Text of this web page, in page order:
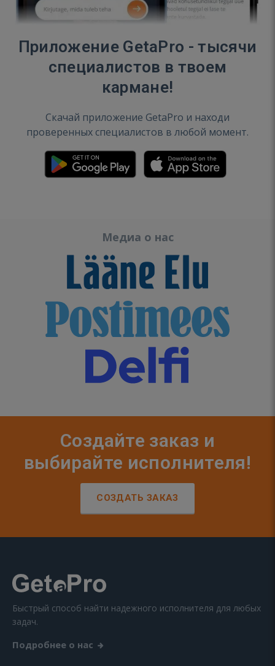
Приложение GetaPro - тысячи
специалистов в твоем
кармане!
Скачай приложение GetaPro и находи
проверенных специалистов в любой момент.
Медиа о нас
Создайте заказ и
выбирайте исполнителя!
СОЗДАТЬ ЗАКАЗ
Быстрый способ найти надежного исполнителя для любых
задач.
Подробнее о нас